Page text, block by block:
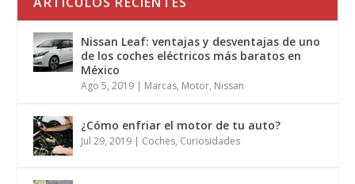
Nissan Leaf: ventajas y desventajas de uno
de los coches eléctricos más baratos en
México
Ago 5, 2019 | Marcas, Motor, Nissan
¿Cómo enfriar el motor de tu auto?
Jul 29, 2019 | Coches, Curiosidades